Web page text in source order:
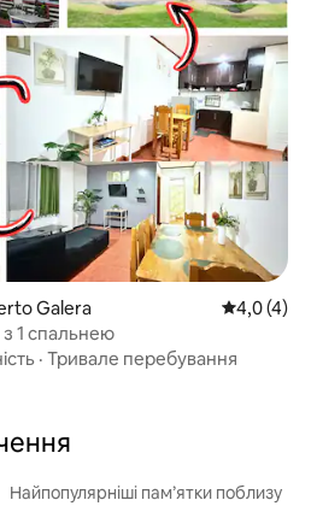
Galera Середня
4,0 (4)
1 спальнею
· Тривале перебування
Найпопулярніші пам’ятки поблизу